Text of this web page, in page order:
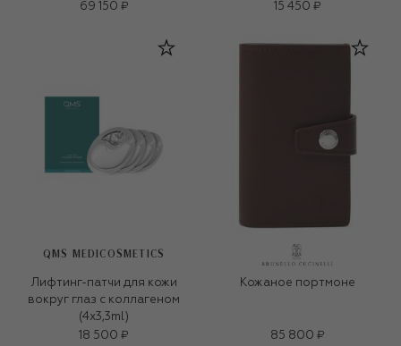
69 150 ₽
15 450 ₽
QMS MEDICOSMETICS
Лифтинг-патчи для кожи
вокруг глаз с коллагеном
(4x3,3ml)
18 500 ₽
Кожаное портмоне
85 800 ₽